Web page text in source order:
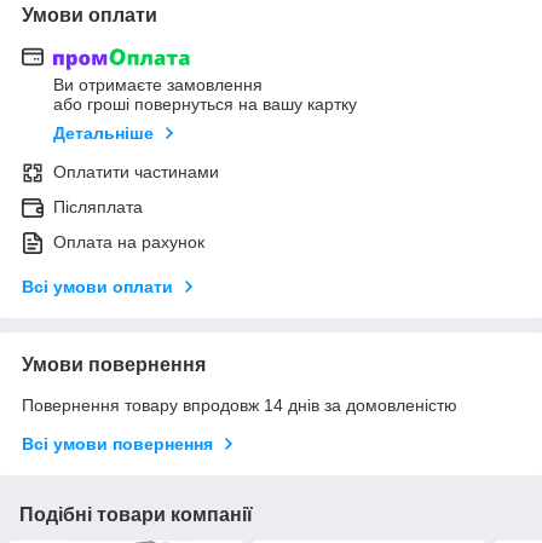
Умови оплати
Ви отримаєте замовлення
або гроші повернуться на вашу картку
Детальніше
Оплатити частинами
Післяплата
Оплата на рахунок
Всі умови оплати
Умови повернення
Повернення товару впродовж 14 днів за домовленістю
Всі умови повернення
Подібні товари компанії